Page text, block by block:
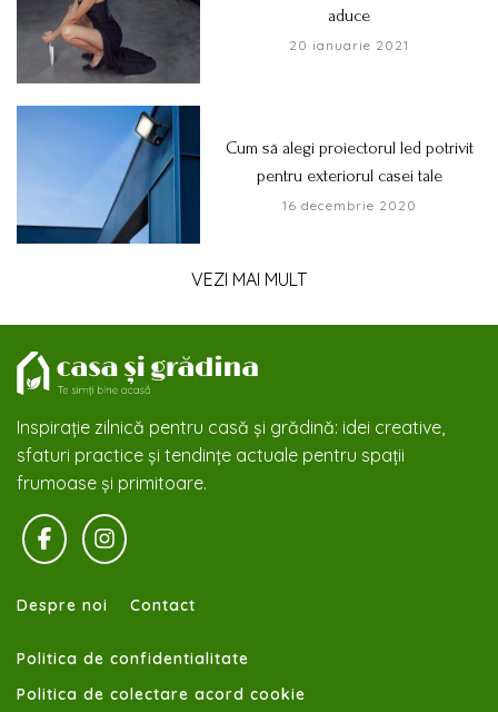
aduce
20 ianuarie 2021
Cum să alegi proiectorul led potrivit
pentru exteriorul casei tale
16 decembrie 2020
VEZI MAI MULT
Inspirație zilnică pentru casă și grădină: idei creative,
sfaturi practice și tendințe actuale pentru spații
frumoase și primitoare.
Despre noi Contact
Politica de confidentialitate
Politica de colectare acord cookie